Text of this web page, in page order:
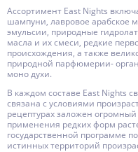
Ассортимент East Nights
шампуни, лавровое арабское
эмульсии, природные
масла и их смеси, редкие
происхождения, а также
природной парфюмерии-
моно духи.
В каждом составе East Nights
связана с условиями
рецептурах заложен
применения редких форм
государственной программе
истинных территорий